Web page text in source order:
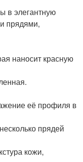
в элегантную
прядями,
наносит красную
её профиля в
прядей
кожи,